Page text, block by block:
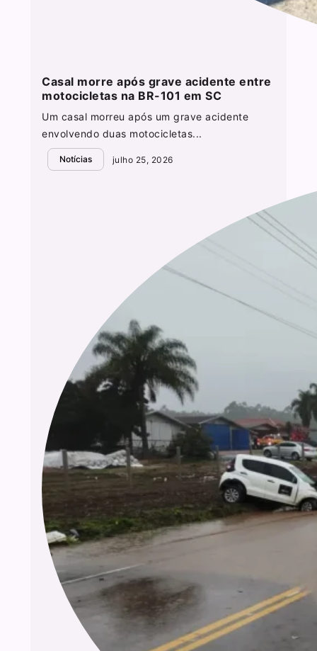
Casal morre após grave acidente entre
motocicletas na BR-101 em SC
Um casal morreu após um grave acidente
envolvendo duas motocicletas...
Notícias julho 25, 2026